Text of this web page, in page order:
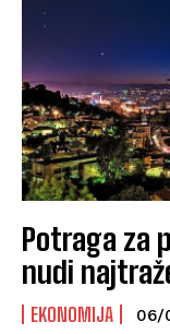
Potraga za
nudi
EKONOMIJA 06/